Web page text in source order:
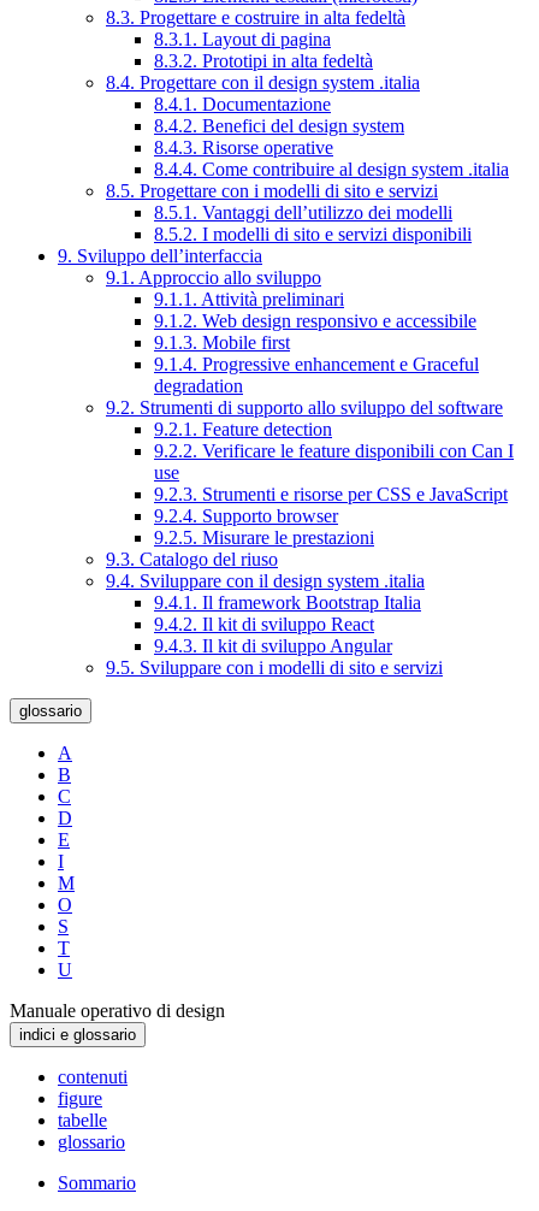
8.3. Progettare e costruire in alta fedeltà
8.3.1. Layout di pagina
8.3.2. Prototipi in alta fedeltà
8.4. Progettare con il design system .italia
8.4.1. Documentazione
8.4.2. Benefici del design system
8.4.3. Risorse operative
8.4.4. Come contribuire al design system .italia
8.5. Progettare con i modelli di sito e servizi
8.5.1. Vantaggi dell’utilizzo dei modelli
8.5.2. I modelli di sito e servizi disponibili
9. Sviluppo dell’interfaccia
9.1. Approccio allo sviluppo
9.1.1. Attività preliminari
9.1.2. Web design responsivo e accessibile
9.1.3. Mobile first
9.1.4. Progressive enhancement e Graceful
degradation
9.2. Strumenti di supporto allo sviluppo del software
9.2.1. Feature detection
9.2.2. Verificare le feature disponibili con Can I
use
9.2.3. Strumenti e risorse per CSS e JavaScript
9.2.4. Supporto browser
9.2.5. Misurare le prestazioni
9.3. Catalogo del riuso
9.4. Sviluppare con il design system .italia
9.4.1. Il framework Bootstrap Italia
9.4.2. Il kit di sviluppo React
9.4.3. Il kit di sviluppo Angular
9.5. Sviluppare con i modelli di sito e servizi
glossario
A
B
C
D
E
I
M
O
S
T
U
Manuale operativo di design
indici e glossario
contenuti
figure
tabelle
glossario
Sommario